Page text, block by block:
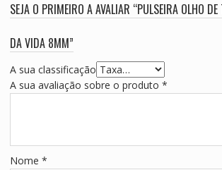
SEJA O PRIMEIRO A AVALIAR “PULSEIRA OLHO
DA VIDA 8MM”
A sua classificação
A sua avaliação sobre o produto *
Nome *